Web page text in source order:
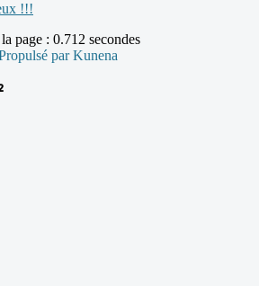
!!!
page : 0.712 secondes
parKunena